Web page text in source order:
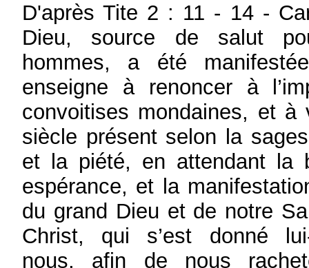
D'après Tite 2 : 11 - 14 -
Dieu, source de salut
hommes, a été
enseigne à renoncer à
convoitises mondaines, et à
siècle présent selon la
et la piété, en attendant la
espérance, et la
du grand Dieu et de notre
Christ, qui s’est donné
nous, afin de nous